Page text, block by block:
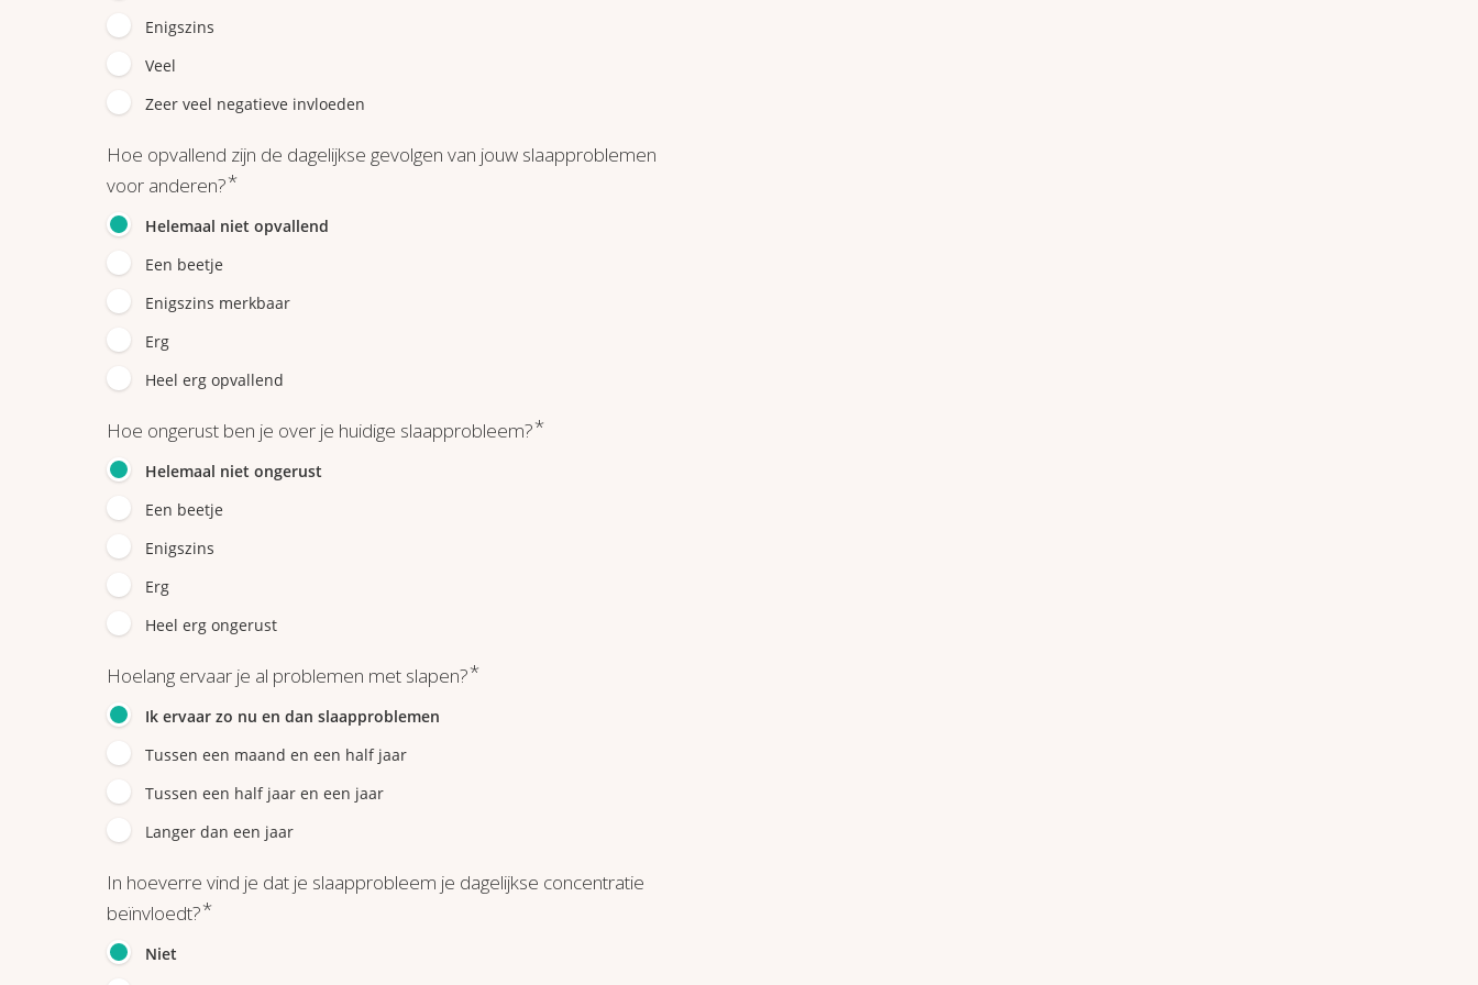
Enigszins
Veel
Zeer veel negatieve invloeden
Hoe opvallend zijn de dagelijkse gevolgen van jouw slaapproblemen
voor anderen?*
Helemaal niet opvallend
Een beetje
Enigszins merkbaar
Erg
Heel erg opvallend
Hoe ongerust ben je over je huidige slaapprobleem?*
Helemaal niet ongerust
Een beetje
Enigszins
Erg
Heel erg ongerust
Hoelang ervaar je al problemen met slapen?*
Ik ervaar zo nu en dan slaapproblemen
Tussen een maand en een half jaar
Tussen een half jaar en een jaar
Langer dan een jaar
In hoeverre vind je dat je slaapprobleem je dagelijkse concentratie
beïnvloedt?*
Niet